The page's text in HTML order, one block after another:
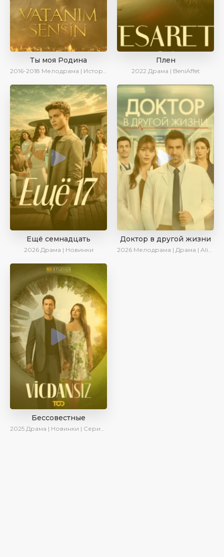
Ты моя Родина
2016-2018 Мелодрама | Исторический | Военный | Turok1990
Плен
2022 Драма | BeniAffet
Ещё семнадцать
2026 Драма | Новинки
Доктор в другой жизни
2026 Мелодрама | Драма | AlisaDirilis | Новинки
Бессовестные
2025 Драма | Новинки | Сериалы 2025